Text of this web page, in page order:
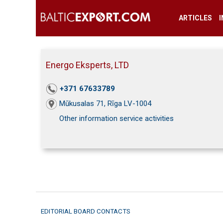
ARTICLES
Energo Eksperts, LTD
+371 67633789
Mūkusalas 71, Rīga LV-1004
Other information service activities
EDITORIAL BOARD CONTACTS